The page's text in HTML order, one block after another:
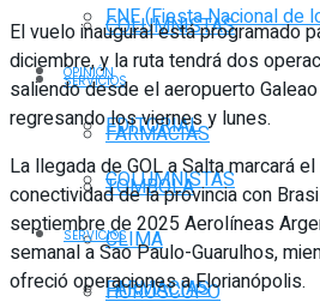
COLUMNISTAS
SERVICIOS
FARMACIAS
TOMBOLA
CLIMA
HORÓSCOPO
FNE (Fiesta Nacional de
OPINIÓN
EDITORIAL
COLUMNISTAS
SERVICIOS
FARMACIAS
El vuelo inaugural está programado
diciembre, y la ruta tendrá dos
saliendo desde el aeropuerto
regresando los viernes y lunes.
La llegada de GOL a Salta marcará
conectividad de la provincia con
septiembre de 2025 Aerolíneas
semanal a Sao Paulo-Guarulhos,
ofreció operaciones a Florianópolis.